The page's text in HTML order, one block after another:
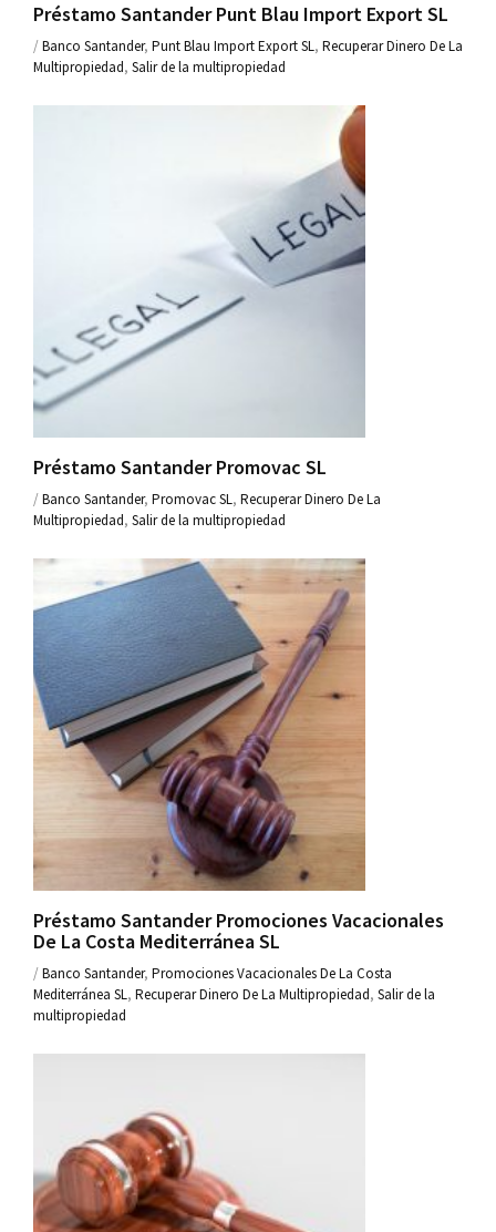
Préstamo Santander Punt Blau Import Export SL
/Banco Santander, Punt Blau Import Export SL, Recuperar Dinero De La
Multipropiedad, Salir de la multipropiedad
Préstamo Santander Promovac SL
/Banco Santander, Promovac SL, Recuperar Dinero De La
Multipropiedad, Salir de la multipropiedad
Préstamo Santander Promociones Vacacionales
De La Costa Mediterránea SL
/Banco Santander, Promociones Vacacionales De La Costa
Mediterránea SL, Recuperar Dinero De La Multipropiedad, Salir de la
multipropiedad